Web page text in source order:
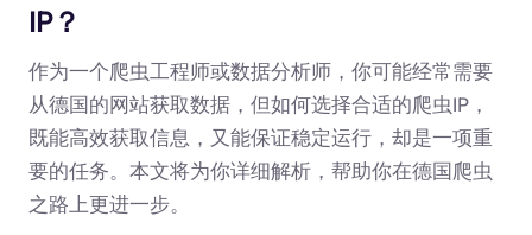
IP？
作为一个爬虫工程师或数据分析师，你可能经常需要
从德国的网站获取数据，但如何选择合适的爬虫IP，
既能高效获取信息，又能保证稳定运行，却是一项重
要的任务。本文将为你详细解析，帮助你在德国爬虫
之路上更进一步。